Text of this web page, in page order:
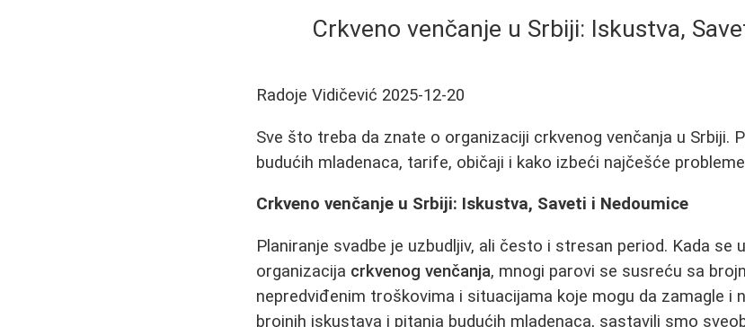
Crkveno venčanje u Srbiji: Iskustva,
Radoje Vidičević 2025-12-20
Sve što treba da znate o organizaciji crkvenog venčanja u Srbiji.
budućih mladenaca, tarife, običaji i kako izbeći najčešće
Crkveno venčanje u Srbiji: Iskustva, Saveti i Nedoumice
Planiranje svadbe je uzbudljiv, ali često i stresan period. Kada se
organizacija crkvenog venčanja, mnogi parovi se susreću sa
nepredviđenim troškovima i situacijama koje mogu da zamagle i
brojnih iskustava i pitanja budućih mladenaca, sastavili smo